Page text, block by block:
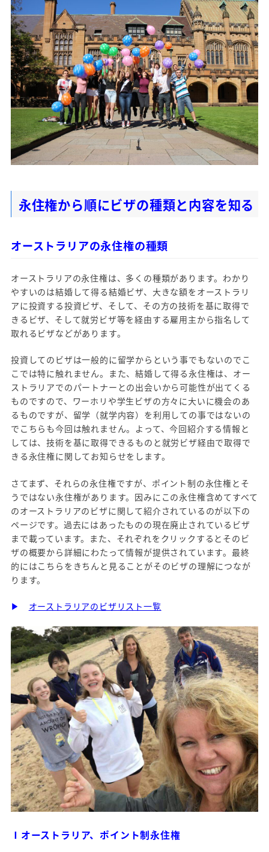
永住権から順にビザの種類と内容を知る
オーストラリアの永住権の種類
オーストラリアの永住権は、多くの種類があります。わかり
やすいのは結婚して得る結婚ビザ、大きな額をオーストラリ
アに投資する投資ビザ、そして、その方の技術を基に取得で
きるビザ、そして就労ビザ等を経由する雇用主から指名して
取れるビザなどがあります。
投資してのビザは一般的に留学からという事でもないのでこ
こでは特に触れません。また、結婚して得る永住権は、オー
ストラリアでのパートナーとの出会いから可能性が出てくる
ものですので、ワーホリや学生ビザの方々に大いに機会のあ
るものですが、留学（就学内容）を利用しての事ではないの
でこちらも今回は触れません。よって、今回紹介する情報と
しては、技術を基に取得できるものと就労ビザ経由で取得で
きる永住権に関してお知らせをします。
さてまず、それらの永住権ですが、ポイント制の永住権とそ
うではない永住権があります。因みにこの永住権含めてすべて
のオーストラリアのビザに関して紹介されているのが以下の
ページです。過去にはあったものの現在廃止されているビザ
まで載っています。また、それぞれをクリックするとそのビ
ザの概要から詳細にわたって情報が提供されています。最終
的にはこちらをきちんと見ることがそのビザの理解につなが
ります。
▶ オーストラリアのビザリスト一覧
Ⅰオーストラリア、ポイント制永住権